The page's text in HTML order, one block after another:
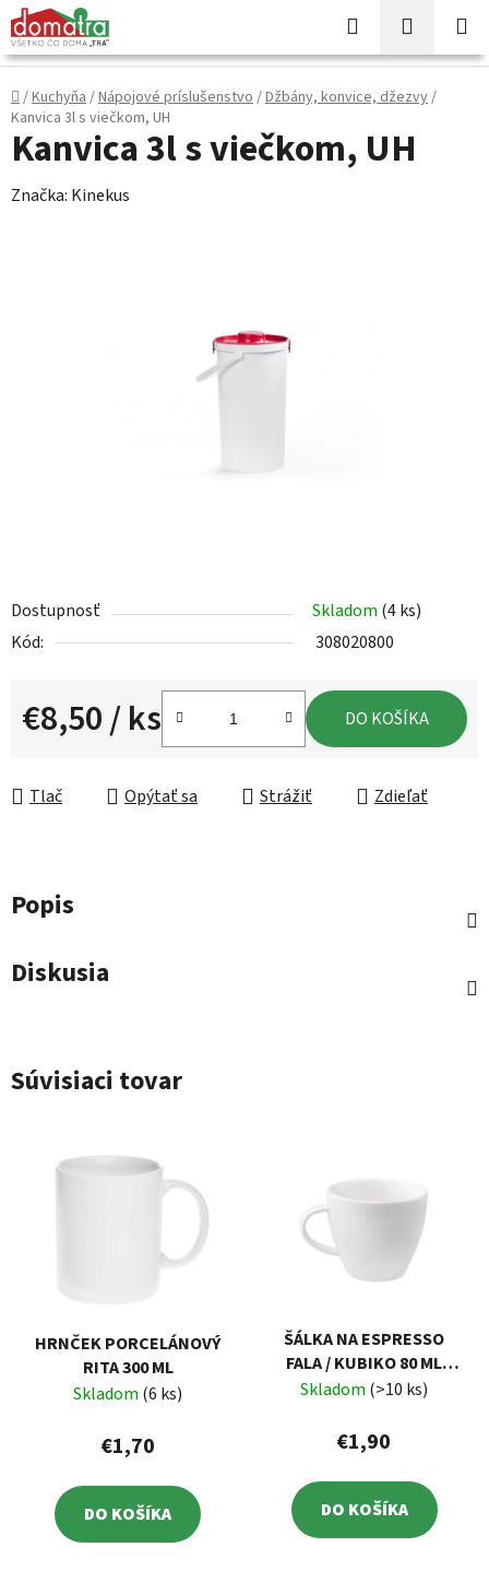
Prejsť
na
obsah
Hľadať
KOŠÍK
Domov
/Kuchyňa/Nápojové príslušenstvo/Džbány, konvice, džezvy/
Kanvica 3l s viečkom, UH
Dostupnosť Skladom (4 ks)
Kód:
308020800
€8,50/ ks DO KOŠÍKA
Tlač Opýtať sa Strážiť Zdieľať
Kanvica 3l s viečkom, UH
Značka: Kinekus
Popis
Diskusia
Súvisiaci tovar
HRNČEK PORCELÁNOVÝ
RITA 300 ML
Skladom (6 ks)
€1,70
DO KOŠÍKA
ŠÁLKA NA ESPRESSO
FALA / KUBIKO 80 ML
AMBITION
Skladom (>10 ks)
€1,90
DO KOŠÍKA